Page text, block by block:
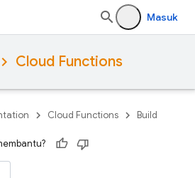
Masuk
Cloud Functions
Cloud Functions Build